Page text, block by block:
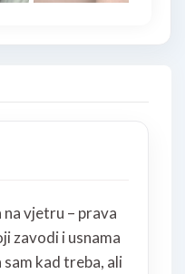
na vjetru – prava
zavodi i usnama
kad treba, ali